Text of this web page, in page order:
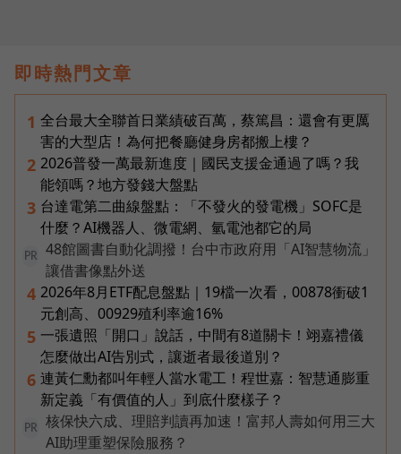
即時熱門文章
1 全台最大全聯首日業績破百萬，蔡篤昌：還會有更厲
害的大型店！為何把餐廳健身房都搬上樓？
2 2026普發一萬最新進度｜國民支援金通過了嗎？我
能領嗎？地方發錢大盤點
3 台達電第二曲線盤點：「不發火的發電機」SOFC是
什麼？AI機器人、微電網、氫電池都它的局
PR
48館圖書自動化調撥！台中市政府用「AI智慧物流」
讓借書像點外送
4 2026年8月ETF配息盤點｜19檔一次看，00878衝破1
元創高、00929殖利率逾16%
5 一張遺照「開口」說話，中間有8道關卡！翊嘉禮儀
怎麼做出AI告別式，讓逝者最後道別？
6 連黃仁勳都叫年輕人當水電工！程世嘉：智慧通膨重
新定義「有價值的人」到底什麼樣子？
PR
核保快六成、理賠判讀再加速！富邦人壽如何用三大
AI助理重塑保險服務？